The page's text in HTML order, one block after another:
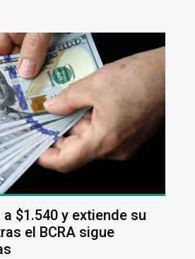
$1.540 y extiende su
el BCRA sigue